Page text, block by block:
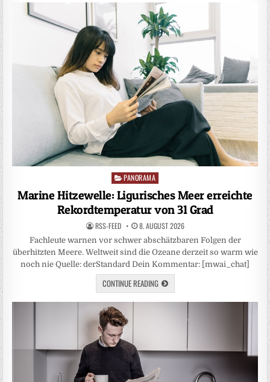
Posted
in
PANORAMA
Marine Hitzewelle: Ligurisches Meer erreichte
Rekordtemperatur von 31 Grad
RSS-FEED 8. AUGUST 2026
Fachleute warnen vor schwer abschätzbaren Folgen der
überhitzten Meere. Weltweit sind die Ozeane derzeit so warm wie
noch nie Quelle: derStandard Dein Kommentar: [mwai_chat]
CONTINUE READING